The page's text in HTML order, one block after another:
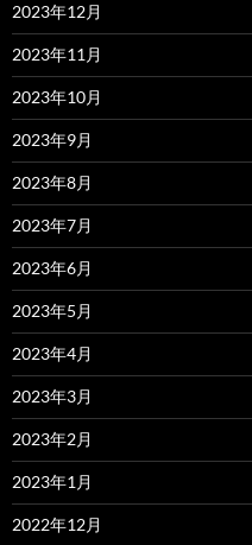
2023年12月
2023年11月
2023年10月
2023年9月
2023年8月
2023年7月
2023年6月
2023年5月
2023年4月
2023年3月
2023年2月
2023年1月
2022年12月